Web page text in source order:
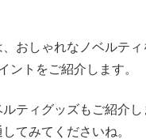
おしゃれなノベルテ
ントをご紹介します。
ティグッズもご紹介
てみてくださいね。